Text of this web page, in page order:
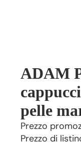
ADAM
pelle
Prezzo
Prezzo di